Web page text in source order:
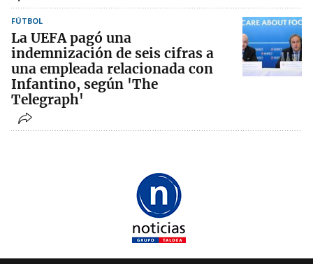
FÚTBOL
La UEFA pagó una
indemnización de seis cifras a
una empleada relacionada con
Infantino, según 'The
Telegraph'